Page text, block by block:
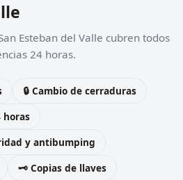
Esteban del Valle cubren todos
24 horas.
🔒 Cambio de cerraduras
horas
y antibumping
🗝️ Copias de llaves